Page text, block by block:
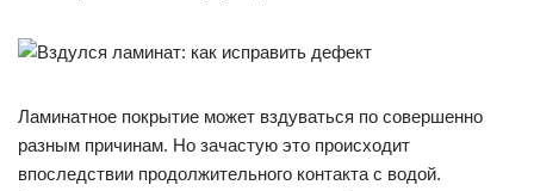
Ламинатное покрытие может вздуваться по совершенно
разным причинам. Но зачастую это происходит
впоследствии продолжительного контакта с водой.